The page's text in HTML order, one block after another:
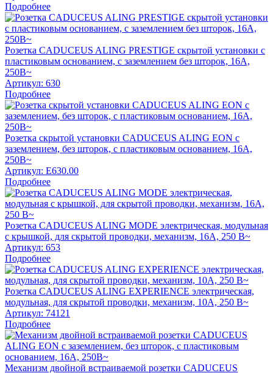
Подробнее
Розетка CADUCEUS ALING PRESTIGE скрытой установки с
пластиковым основанием, с заземлением без шторок, 16А,
250В~
Артикул: 630
Подробнее
Розетка скрытой установки CADUCEUS ALING EON с
заземлением, без шторок, с пластиковым основанием, 16А,
250В~
Артикул: E630.00
Подробнее
Розетка CADUCEUS ALING MODE электрическая, модульная
с крышкой, для скрытой проводки, механизм, 16А, 250 В~
Артикул: 653
Подробнее
Розетка CADUCEUS ALING EXPERIENCE электрическая,
модульная, для скрытой проводки, механизм, 10А, 250 В~
Артикул: 74121
Подробнее
Механизм двойной встраиваемой розетки CADUCEUS